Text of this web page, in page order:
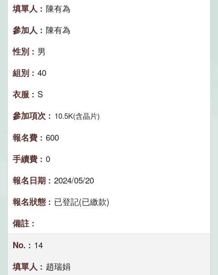
陳有為
陳有為
男
40
S
10.5K(含晶片)
600
0
2024/05/20
已登記(已繳款)
14
趙瑞娟